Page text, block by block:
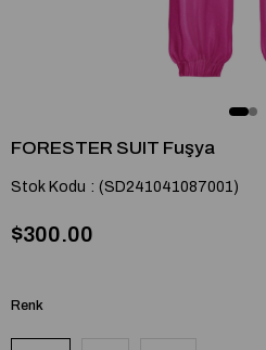
FORESTER SUIT Fuşya
Stok Kodu (SD241041087001)
$300.00
Renk